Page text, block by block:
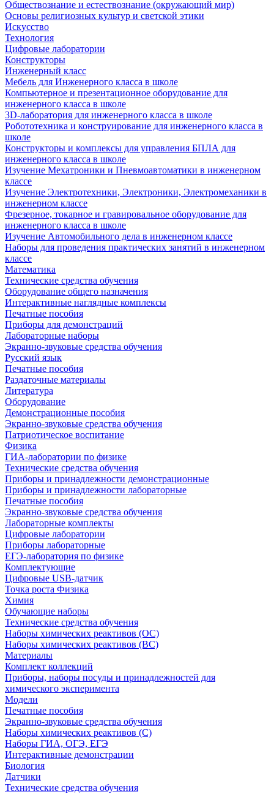
Обществознание и естествознание (окружающий мир)
Основы религиозных культур и светской этики
Искусство
Технология
Цифровые лаборатории
Конструкторы
Инженерный класс
Мебель для Инженерного класса в школе
Компьютерное и презентационное оборудование для
инженерного класса в школе
3D-лаборатория для инженерного класса в школе
Робототехника и конструирование для инженерного класса в
школе
Конструкторы и комплексы для управления БПЛА для
инженерного класса в школе
Изучение Мехатроники и Пневмоавтоматики в инженерном
классе
Изучение Электротехники, Электроники, Электромеханики в
инженерном классе
Фрезерное, токарное и гравировальное оборудование для
инженерного класса в школе
Изучение Автомобильного дела в инженерном классе
Наборы для проведения практических занятий в инженерном
классе
Математика
Технические средства обучения
Оборудование общего назначения
Интерактивные наглядные комплексы
Печатные пособия
Приборы для демонстраций
Лабораторные наборы
Экранно-звуковые средства обучения
Русский язык
Печатные пособия
Раздаточные материалы
Литература
Оборудование
Демонстрационные пособия
Экранно-звуковые средства обучения
Патриотическое воспитание
Физика
ГИА-лаборатории по физике
Технические средства обучения
Приборы и принадлежности демонстрационные
Приборы и принадлежности лабораторные
Печатные пособия
Экранно-звуковые средства обучения
Лабораторные комплекты
Цифровые лаборатории
Приборы лабораторные
ЕГЭ-лаборатория по физике
Комплектующие
Цифровые USB-датчик
Точка роста Физика
Химия
Обучающие наборы
Технические средства обучения
Наборы химических реактивов (ОС)
Наборы химических реактивов (ВС)
Материалы
Комплект коллекций
Приборы, наборы посуды и принадлежностей для
химического эксперимента
Модели
Печатные пособия
Экранно-звуковые средства обучения
Наборы химических реактивов (С)
Наборы ГИА, ОГЭ, ЕГЭ
Интерактивные демонстрации
Биология
Датчики
Технические средства обучения